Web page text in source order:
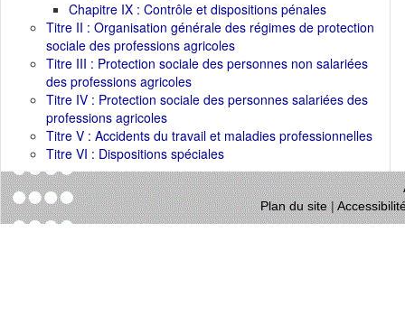
Chapitre IX : Contrôle et dispositions pénales
Titre II : Organisation générale des régimes de protection
sociale des professions agricoles
Titre III : Protection sociale des personnes non salariées
des professions agricoles
Titre IV : Protection sociale des personnes salariées des
professions agricoles
Titre V : Accidents du travail et maladies professionnelles
Titre VI : Dispositions spéciales
Plan du site|